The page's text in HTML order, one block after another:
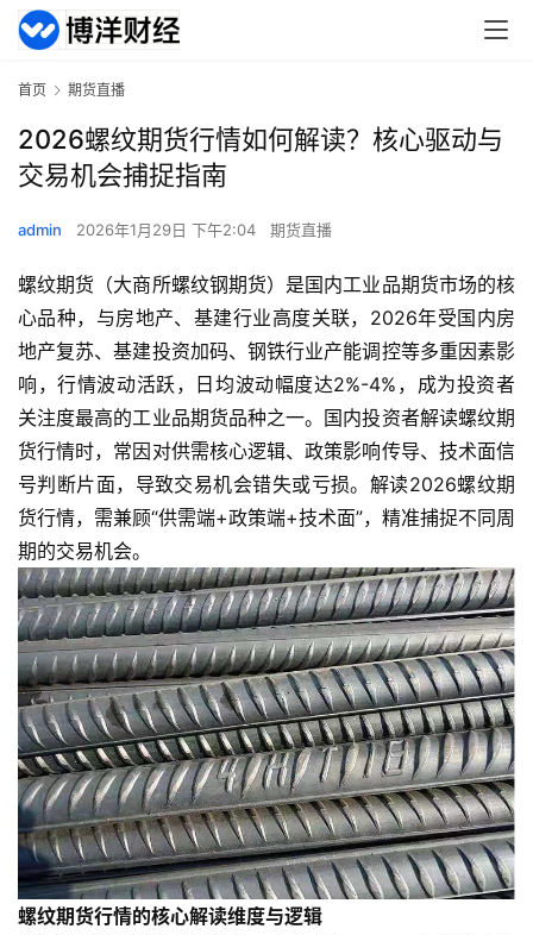
首页 期货直播
2026螺纹期货行情如何解读？核心驱动与
交易机会捕捉指南
admin 2026年1月29日 下午2:04 期货直播
螺纹期货（大商所螺纹钢期货）是国内工业品期货市场的核
心品种，与房地产、基建行业高度关联，2026年受国内房
地产复苏、基建投资加码、钢铁行业产能调控等多重因素影
响，行情波动活跃，日均波动幅度达2%-4%，成为投资者
关注度最高的工业品期货品种之一。国内投资者解读螺纹期
货行情时，常因对供需核心逻辑、政策影响传导、技术面信
号判断片面，导致交易机会错失或亏损。解读2026螺纹期
货行情，需兼顾“供需端+政策端+技术面”，精准捕捉不同周
期的交易机会。
螺纹期货行情的核心解读维度与逻辑